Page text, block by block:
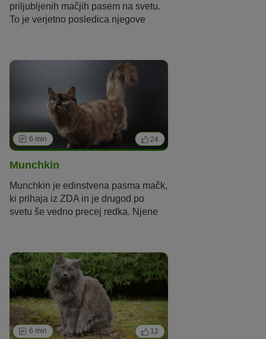
priljubljenih mačjih pasem na svetu.
To je verjetno posledica njegove
6 min 24
Munchkin
Munchkin je edinstvena pasma mačk,
ki prihaja iz ZDA in je drugod po
svetu še vedno precej redka. Njene
kratke tace pa poleg vsega še
dodatno poudarja njen poseben
značaj, zaradi česar je med rejci in
oboževalci zares priljubljena.
6 min 12